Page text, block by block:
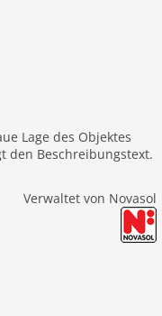
Lage des Objektes
den Beschreibungstext.
Verwaltet von Novasol